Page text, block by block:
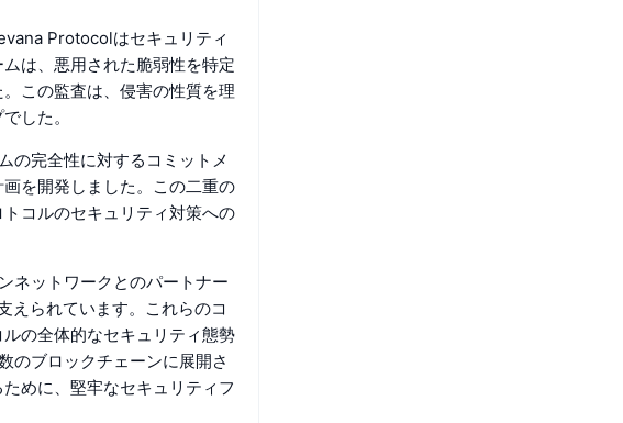
Protocolはセキュリティ
は、悪用された脆弱性を特定
この監査は、侵害の性質を理
した。
の完全性に対するコミットメ
を開発しました。この二重の
コルのセキュリティ対策への
ネットワークとのパートナー
えられています。これらのコ
の全体的なセキュリティ態勢
のブロックチェーンに展開さ
めに、堅牢なセキュリティフ